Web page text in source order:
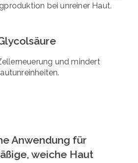
bei unreiner Haut.
und mindert
Anwendung für
weiche Haut